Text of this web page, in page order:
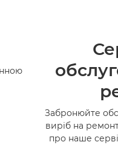
Забронюйте
виріб на
про наше